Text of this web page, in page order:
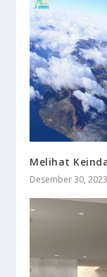
Melihat
Desember 30, 2023